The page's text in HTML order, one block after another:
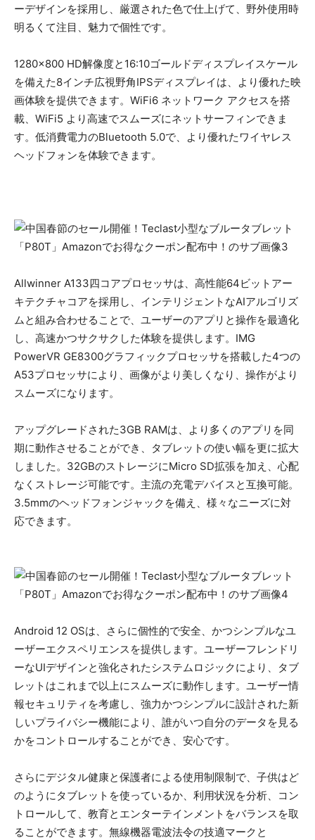
ーデザインを採用し、厳選された色で仕上げて、野外使用時
明るくて注目、魅力で個性です。
1280×800 HD解像度と16:10ゴールドディスプレイスケール
を備えた8インチ広視野角IPSディスプレイは、より優れた映
画体験を提供できます。WiFi6 ネットワーク アクセスを搭
載、WiFi5 より高速でスムーズにネットサーフィンできま
す。低消費電力のBluetooth 5.0で、より優れたワイヤレス
ヘッドフォンを体験できます。
Allwinner A133四コアプロセッサは、高性能64ビットアー
キテクチャコアを採用し、インテリジェントなAIアルゴリズ
ムと組み合わせることで、ユーザーのアプリと操作を最適化
し、高速かつサクサクした体験を提供します。IMG
PowerVR GE8300グラフィックプロセッサを搭載した4つの
A53プロセッサにより、画像がより美しくなり、操作がより
スムーズになります。
アップグレードされた3GB RAMは、より多くのアプリを同
期に動作させることができ、タブレットの使い幅を更に拡大
しました。32GBのストレージにMicro SD拡張を加え、心配
なくストレージ可能です。主流の充電デバイスと互換可能。
3.5mmのヘッドフォンジャックを備え、様々なニーズに対
応できます。
Android 12 OSは、さらに個性的で安全、かつシンプルなユ
ーザーエクスペリエンスを提供します。ユーザーフレンドリ
ーなUIデザインと強化されたシステムロジックにより、タブ
レットはこれまで以上にスムーズに動作します。ユーザー情
報セキュリティを考慮し、強力かつシンプルに設計された新
しいプライバシー機能により、誰がいつ自分のデータを見る
かをコントロールすることができ、安心です。
さらにデジタル健康と保護者による使用制限制で、子供はど
のようにタブレットを使っているか、利用状況を分析、コン
トロールして、教育とエンターテインメントをバランスを取
ることができます。無線機器電波法令の技適マークと